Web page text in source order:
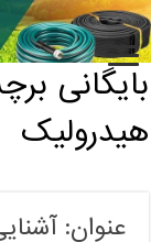
خانه / بایگانی
بایگانی
هیدرولیک